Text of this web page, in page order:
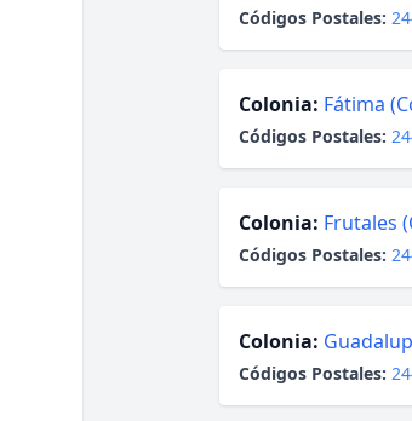
Códigos Postales:
Colonia: Fátima
Códigos Postales:
Colonia: Frutales
Códigos Postales:
Colonia:
Códigos Postales: